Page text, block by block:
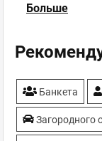
Летняя
Сауна, Баня
ТВ-плазмы
Больше
Банкета
Загородного